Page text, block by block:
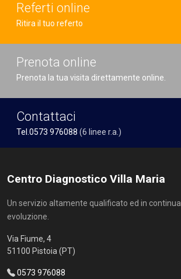
Referti online
Ritira il tuo referto
Prenota online
Prenota la tua visita direttamente online.
Contattaci
Tel.0573 976088 (6 linee r.a.)
Centro Diagnostico Villa Maria
Un servizio altamente qualificato ed in continua
evoluzione.
Via Fiume, 4
51100 Pistoia (PT)
0573 976088